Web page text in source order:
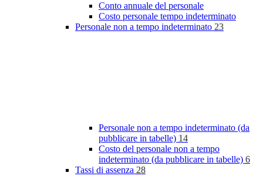
Conto annuale del personale
Costo personale tempo indeterminato
Personale non a tempo indeterminato 23
Personale non a tempo indeterminato (da
pubblicare in tabelle) 14
Costo del personale non a tempo
indeterminato (da pubblicare in tabelle) 6
Tassi di assenza 28